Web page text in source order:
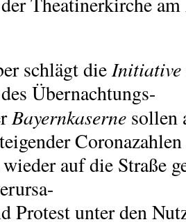
schlägt dieInitiative
Übernachtungs-
Bayernkaserne sollen
auf die Straße
Protest unter den